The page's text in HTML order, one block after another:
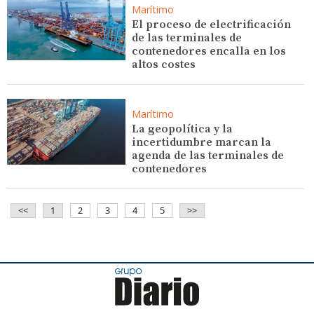
Marítimo
El proceso de electrificación
de las terminales de
contenedores encalla en los
altos costes
Marítimo
La geopolítica y la
incertidumbre marcan la
agenda de las terminales de
contenedores
<< 1 2 3 4 5 >>